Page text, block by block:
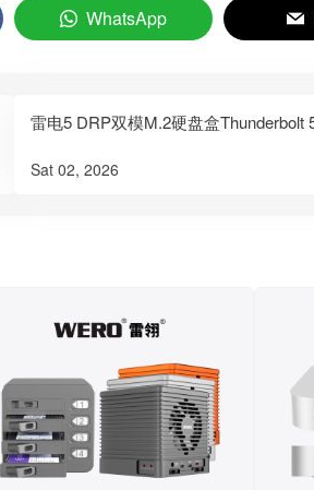
WhatsApp
雷电5 DRP双模M.2硬盘盒
Sat 02, 2026